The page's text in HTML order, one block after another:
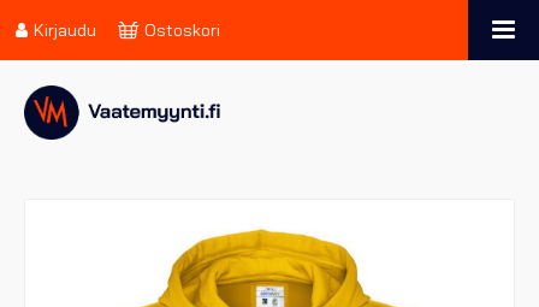
Kirjaudu Ostoskori